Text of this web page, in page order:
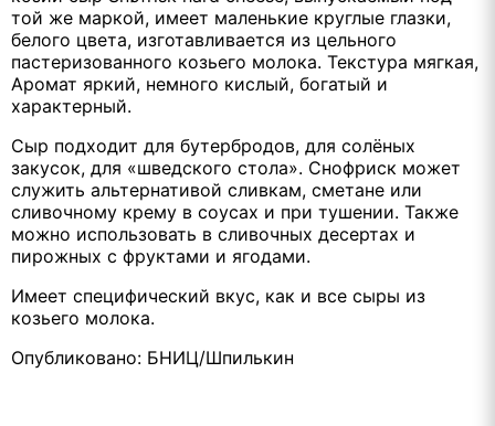
той же маркой, имеет маленькие круглые глазки,
белого цвета, изготавливается из цельного
пастеризованного козьего молока. Текстура мягкая,
Аромат яркий, немного кислый, богатый и
характерный.
Сыр подходит для бутербродов, для солёных
закусок, для «шведского стола». Снофриск может
служить альтернативой сливкам, сметане или
сливочному крему в соусах и при тушении. Также
можно использовать в сливочных десертах и
пирожных с фруктами и ягодами.
Имеет специфический вкус, как и все сыры из
козьего молока.
Опубликовано: БНИЦ/Шпилькин